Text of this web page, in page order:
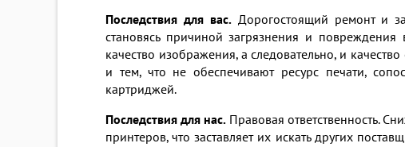
Последствия для вас.Дорогостоящий ремонт и
становясь причиной загрязнения и
качество изображения, а следовательно, и
и тем, что не обеспечивают ресурс печати,
картриджей.
Последствия для нас. Правовая ответственность.
принтеров, что заставляет их искать других